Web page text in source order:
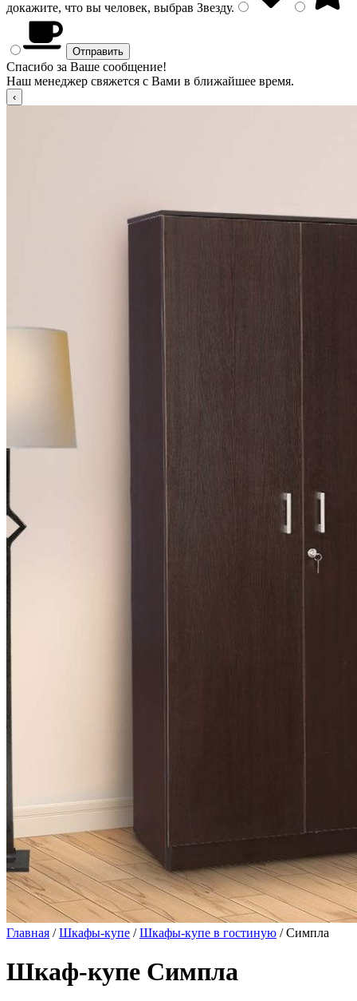
докажите, что вы человек, выбрав Звезду.
Спасибо за Ваше сообщение!
Наш менеджер свяжется с Вами в ближайшее время.
Главная /Шкафы-купе /Шкафы-купе в гостиную / Симпла
Шкаф-купе Симпла